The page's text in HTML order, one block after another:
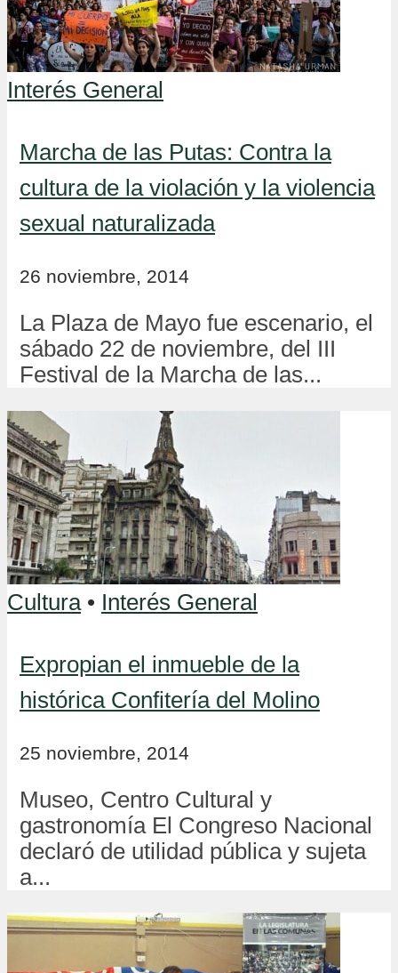
Interés General
Marcha de las Putas: Contra la
cultura de la violación y la violencia
sexual naturalizada
26 noviembre, 2014
La Plaza de Mayo fue escenario, el
sábado 22 de noviembre, del III
Festival de la Marcha de las...
Cultura • Interés General
Expropian el inmueble de la
histórica Confitería del Molino
25 noviembre, 2014
Museo, Centro Cultural y
gastronomía El Congreso Nacional
declaró de utilidad pública y sujeta
a...